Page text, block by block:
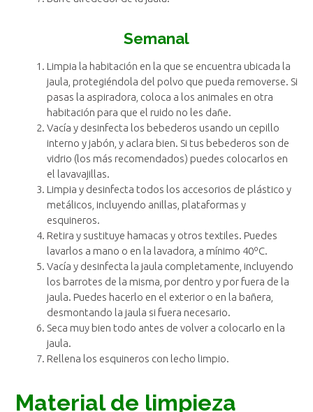
Semanal
Limpia la habitación en la que se encuentra ubicada la
jaula, protegiéndola del polvo que pueda removerse. Si
pasas la aspiradora, coloca a los animales en otra
habitación para que el ruido no les dañe.
Vacía y desinfecta los bebederos usando un cepillo
interno y jabón, y aclara bien. Si tus bebederos son de
vidrio (los más recomendados) puedes colocarlos en
el lavavajillas.
Limpia y desinfecta todos los accesorios de plástico y
metálicos, incluyendo anillas, plataformas y
esquineros.
Retira y sustituye hamacas y otros textiles. Puedes
lavarlos a mano o en la lavadora, a mínimo 40ºC.
Vacía y desinfecta la jaula completamente, incluyendo
los barrotes de la misma, por dentro y por fuera de la
jaula. Puedes hacerlo en el exterior o en la bañera,
desmontando la jaula si fuera necesario.
Seca muy bien todo antes de volver a colocarlo en la
jaula.
Rellena los esquineros con lecho limpio.
Material de limpieza